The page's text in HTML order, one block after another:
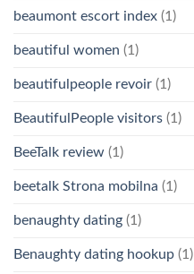
beaumont escort index (1)
beautiful women (1)
beautifulpeople revoir (1)
BeautifulPeople visitors (1)
BeeTalk review (1)
beetalk Strona mobilna (1)
benaughty dating (1)
Benaughty dating hookup (1)